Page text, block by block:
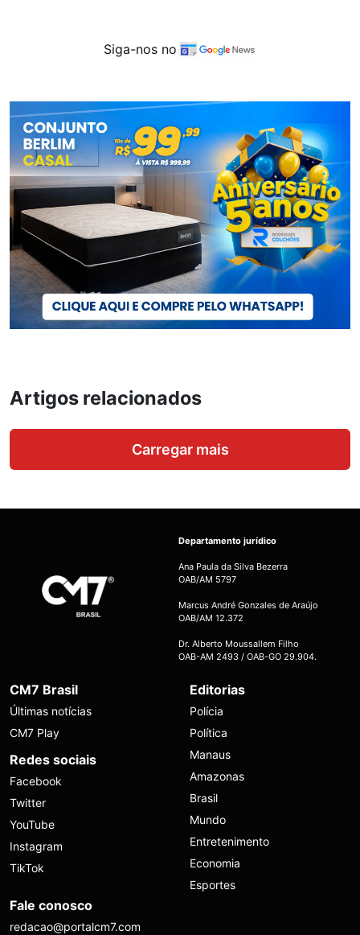
Siga-nos no
Artigos relacionados
Carregar mais
Departamento jurídico
Ana Paula da Silva Bezerra
OAB/AM 5797
Marcus André Gonzales de Araújo
OAB/AM 12.372
Dr. Alberto Moussallem Filho
OAB-AM 2493 / OAB-GO 29.904.
CM7 Brasil
Últimas notícias
CM7 Play
Redes sociais
Facebook
Twitter
YouTube
Instagram
TikTok
Editorias
Polícia
Política
Manaus
Amazonas
Brasil
Mundo
Entretenimento
Economia
Esportes
Fale conosco
redacao@portalcm7.com